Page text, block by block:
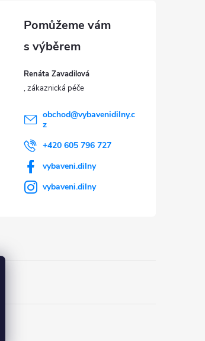
Renáta Zavadilová
obchod@vybavenidilny.c
z
+420 605 796 727
vybaveni.dilny
vybaveni.dilny